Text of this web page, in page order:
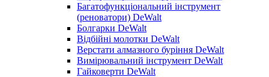
Багатофункціональний інструмент
(реноватори) DeWalt
Болгарки DeWalt
Відбійні молотки DeWalt
Верстати алмазного буріння DeWalt
Вимірювальний інструмент DeWalt
Гайковерти DeWalt